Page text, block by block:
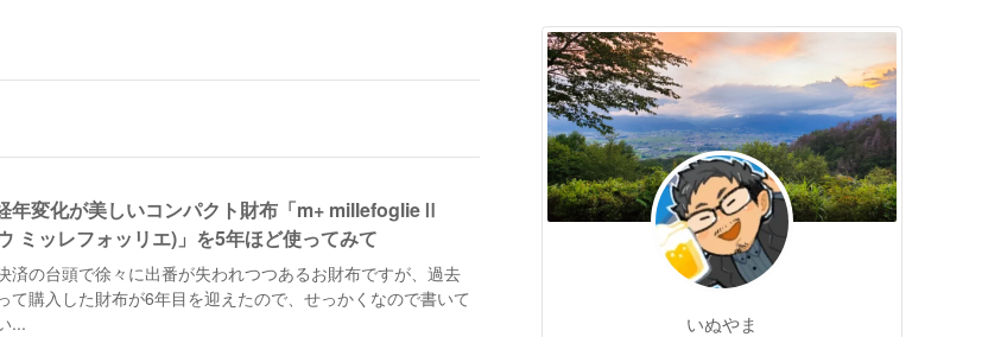
年変化が美しいコンパクト財布「m+ millefoglieⅡ
ミッレフォッリエ)」を5年ほど使ってみて
済の台頭で徐々に出番が失われつつあるお財布ですが、過去
て購入した財布が6年目を迎えたので、せっかくなので書いて
...
いぬやま